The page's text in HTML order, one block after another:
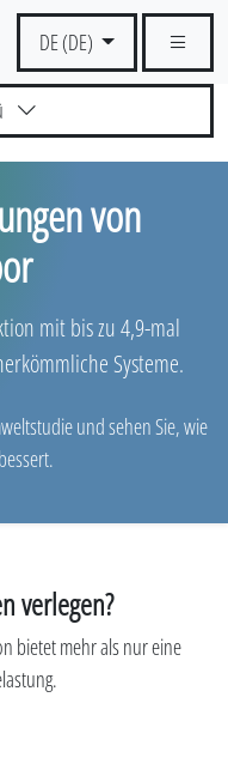
DE (DE)
von
mit bis zu 4,9-mal
Systeme.
und sehen Sie, wie
verlegen?
bietet mehr als nur eine